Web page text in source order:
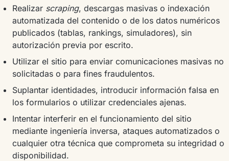
Realizar scraping, descargas masivas o indexación
automatizada del contenido o de los datos numéricos
publicados (tablas, rankings, simuladores), sin
autorización previa por escrito.
Utilizar el sitio para enviar comunicaciones masivas no
solicitadas o para fines fraudulentos.
Suplantar identidades, introducir información falsa en
los formularios o utilizar credenciales ajenas.
Intentar interferir en el funcionamiento del sitio
mediante ingeniería inversa, ataques automatizados o
cualquier otra técnica que comprometa su integridad o
disponibilidad.